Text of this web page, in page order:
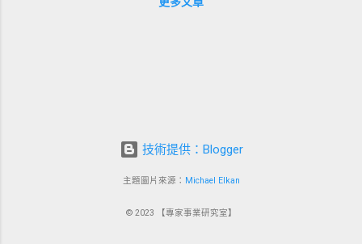
技術提供：Blogger
主題圖片來源： Michael Elkan
© 2023 【專家事業研究室】